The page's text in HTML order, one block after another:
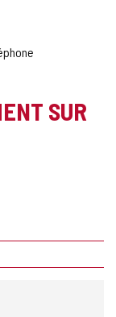
SUR